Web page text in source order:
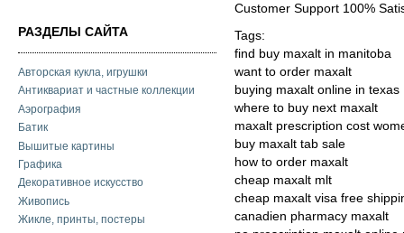
РАЗДЕЛЫ САЙТА
Авторская кукла, игрушки
Антиквариат и частные коллекции
Аэрография
Батик
Вышитые картины
Графика
Декоративное искусство
Живопись
Жикле, принты, постеры
Customer Support 100%
Tags:
find buy maxalt in manitoba
want to order maxalt
buying maxalt online in texas
where to buy next maxalt
maxalt prescription cost
buy maxalt tab sale
how to order maxalt
cheap maxalt mlt
cheap maxalt visa free
canadien pharmacy maxalt